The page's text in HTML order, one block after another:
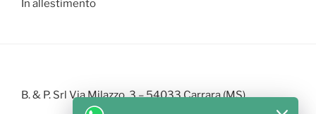
In allestimento
B. & P. Srl Via Milazzo, 3 – 54033 Carrara (MS)